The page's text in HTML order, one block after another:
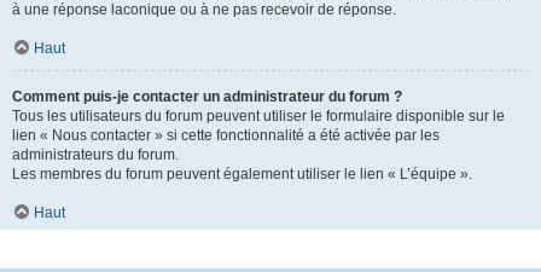
à une réponse laconique ou à ne pas recevoir de réponse.
Haut
Comment puis-je contacter un administrateur du forum ?
Tous les utilisateurs du forum peuvent utiliser le formulaire disponible sur le
lien « Nous contacter » si cette fonctionnalité a été activée par les
administrateurs du forum.
Les membres du forum peuvent également utiliser le lien « L’équipe ».
Haut